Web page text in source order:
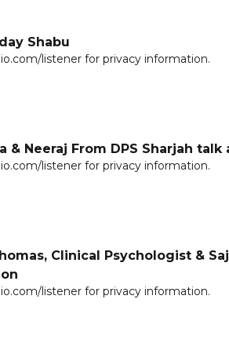
Shabu
listener for privacy information.
& Neeraj From DPS Sharjah talk
listener for privacy information.
Clinical Psychologist &
listener for privacy information.